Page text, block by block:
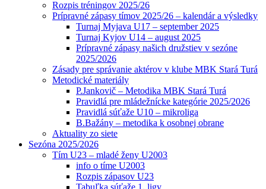
Rozpis tréningov 2025/26
Prípravné zápasy tímov 2025/26 – kalendár a výsledky
Turnaj Myjava U17 – september 2025
Turnaj Kyjov U14 – august 2025
Prípravné zápasy našich družstiev v sezóne
2025/2026
Zásady pre správanie aktérov v klube MBK Stará Turá
Metodické materiály
P.Jankovič – Metodika MBK Stará Turá
Pravidlá pre mládežnícke kategórie 2025/2026
Pravidlá súťaže U10 – mikroliga
B.Bažány – metodika k osobnej obrane
Aktuality zo siete
Sezóna 2025/2026
Tím U23 – mladé ženy U2003
info o tíme U2003
Rozpis zápasov U23
Tabuľka súťaže 1. ligy